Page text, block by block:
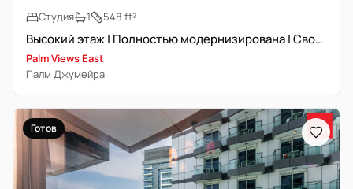
Студия
1 548 ft²
Высокий этаж | Полностью модернизирована | Свободна
Palm Views East
Палм Джумейра
Готов